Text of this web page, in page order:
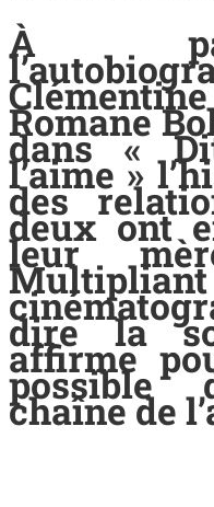
À
Romane
dans «
l’aime »
des
deux ont
leur
dire la
affirme
chaîne de